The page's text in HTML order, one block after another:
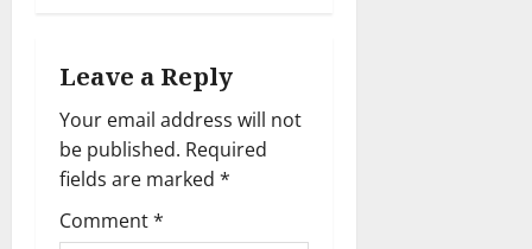
g
a
t
i
Leave a Reply
Your email address will not
be published. Required
fields are marked *
Comment*